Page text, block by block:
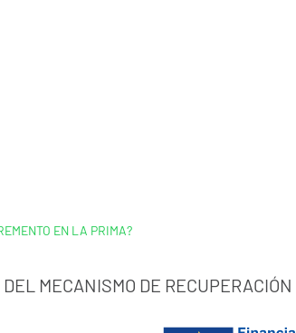
EN LA PRIMA?
MECANISMO DE